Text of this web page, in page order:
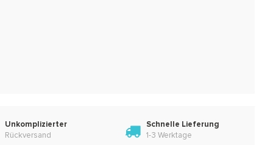
Unkomplizierter
Rückversand
Schnelle Lieferung
1-3 Werktage